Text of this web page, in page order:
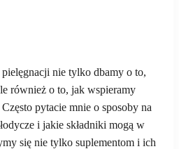
nie tylko dbamy o to,
również o to, jak wspieramy
pytacie mnie o sposoby na
i jakie składniki mogą w
się nie tylko suplementom i ich